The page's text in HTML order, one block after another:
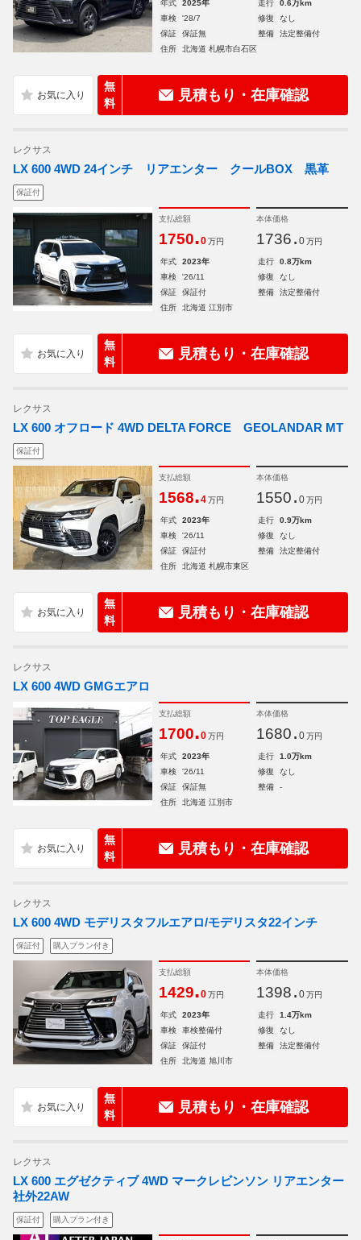
年式 2025年 走行
0.6万km
車検
'28/7 修復
なし
保証
保証無 整備
法定整備付
住所
北海道 札幌市白石区
無
料
見積もり・在庫確認
レクサス
LX 600 4WD 24インチ リアエンター クールBOX 黒革
保証付
支払総額
1750.0 万円
本体価格
1736. 0 万円
年式 2023年 走行
0.8万km
車検
'26/11 修復
なし
保証
保証付 整備
法定整備付
住所
北海道 江別市
無
料
見積もり・在庫確認
レクサス
LX 600 オフロード 4WD DELTA FORCE GEOLANDAR MT
保証付
支払総額
1568.4 万円
本体価格
1550. 0 万円
年式 2023年 走行
0.9万km
車検
'26/11 修復
なし
保証
保証付 整備
法定整備付
住所
北海道 札幌市東区
無
料
見積もり・在庫確認
レクサス
LX 600 4WD GMGエアロ
支払総額
1700.0 万円
本体価格
1680. 0 万円
年式 2023年 走行
1.0万km
車検
'26/11 修復
なし
保証
保証無 整備
-
住所
北海道 江別市
無
料
見積もり・在庫確認
レクサス
LX 600 4WD モデリスタフルエアロ/モデリスタ22インチ
保証付 購入プラン付き
支払総額
1429.0 万円
本体価格
1398. 0 万円
年式 2023年 走行
1.4万km
車検
車検整備付 修復
なし
保証
保証付 整備
法定整備付
住所
北海道 旭川市
無
料
見積もり・在庫確認
レクサス
LX 600 エグゼクティブ 4WD マークレビンソン リアエンター
社外22AW
保証付 購入プラン付き